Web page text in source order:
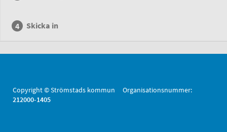
Skicka in
Copyright © Strömstads kommun Organisationsnummer:
212000-1405